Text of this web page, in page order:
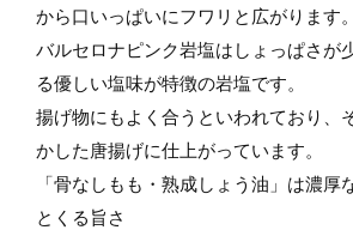
から口いっぱいにフワリと広がります。
バルセロナピンク岩塩はしょっぱさが
る優しい塩味が特徴の岩塩です。
揚げ物にもよく合うといわれており、
かした唐揚げに仕上がっています。
「骨なしもも・熟成しょう油」は濃厚
とくる旨さ